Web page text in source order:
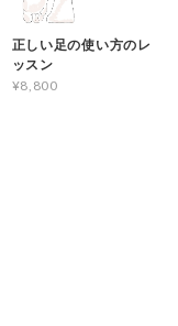
正しい足の使い方のレ
ッスン
¥8,800